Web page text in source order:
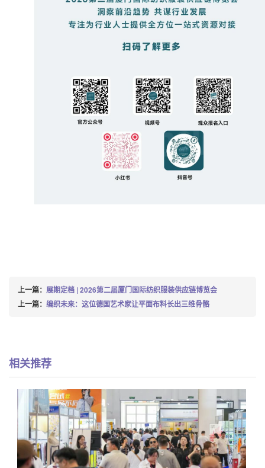
上一篇： 展期定档 | 2026第二届厦门国际纺织服装供应链博览会
上一篇： 编织未来：这位德国艺术家让平面布料长出三维骨骼
相关推荐